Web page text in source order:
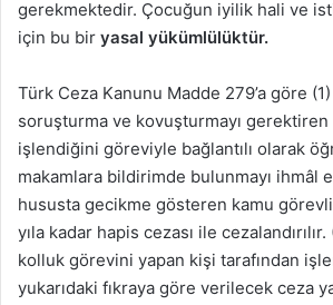
gerekmektedir. Çocuğun iyilik hali ve
için bu bir yasal yükümlülüktür.
Türk Ceza Kanunu Madde 279’a göre (1)
soruşturma ve kovuşturmayı
işlendiğini göreviyle bağlantılı olarak
makamlara bildirimde bulunmayı ihmâl
hususta gecikme gösteren kamu
yıla kadar hapis cezası ile
kolluk görevini yapan kişi tarafından
yukarıdaki fıkraya göre verilecek ceza